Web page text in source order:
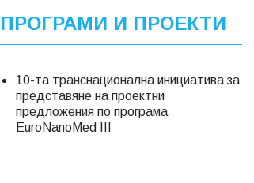
ПРОГРАМИ И ПРОЕКТИ
10-та транснационална инициатива за
представяне на проектни
предложения по програма
EuroNanoMed ІІІ